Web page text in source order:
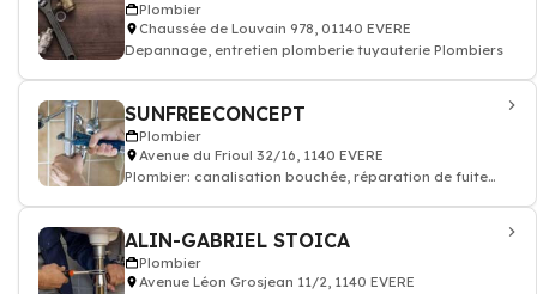
Plombier
Chaussée de Louvain 978, 01140 EVERE
Depannage, entretien plomberie tuyauterie Plombiers
SUNFREECONCEPT
Plombier
Avenue du Frioul 32/16, 1140 EVERE
Plombier: canalisation bouchée, réparation de fuite
ALIN-GABRIEL STOICA
Plombier
Avenue Léon Grosjean 11/2, 1140 EVERE